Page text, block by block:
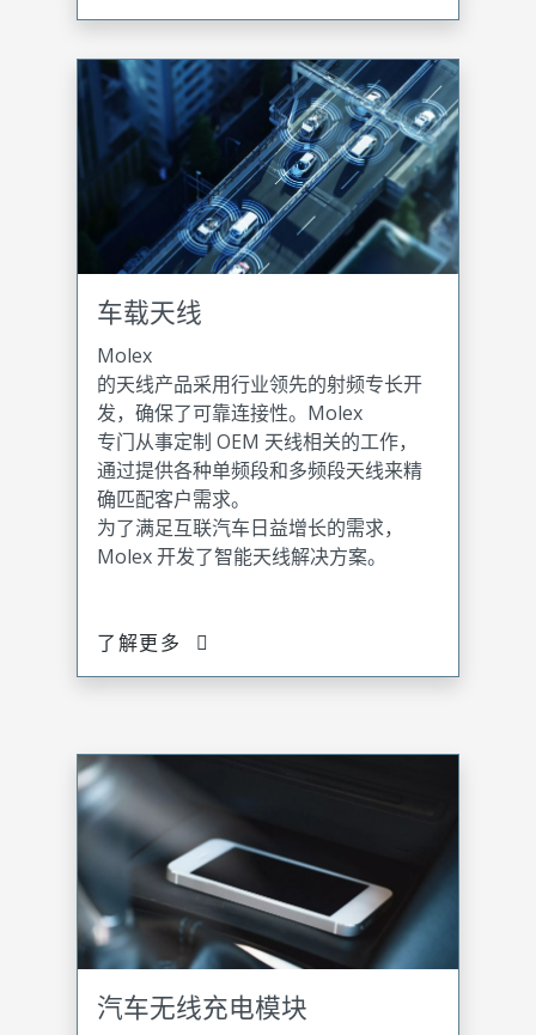
车载天线
Molex
的天线产品采用行业领先的射频专长开
发，确保了可靠连接性。Molex
专门从事定制 OEM 天线相关的工作，
通过提供各种单频段和多频段天线来精
确匹配客户需求。
为了满足互联汽车日益增长的需求，
Molex 开发了智能天线解决方案。
了解更多
汽车无线充电模块